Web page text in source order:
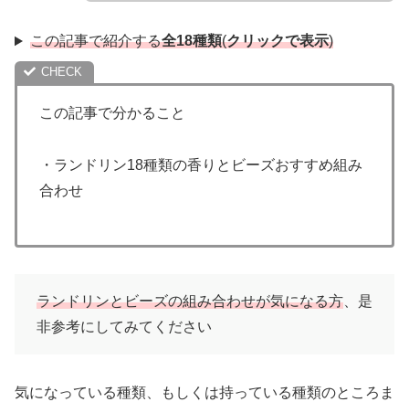
この記事で紹介する全18種類(クリックで表示)
この記事で分かること
・ランドリン18種類の香りとビーズおすすめ組み
合わせ
ランドリンとビーズの組み合わせが気になる方 、是
非参考にしてみてください
気になっている種類、もしくは持っている種類のところま